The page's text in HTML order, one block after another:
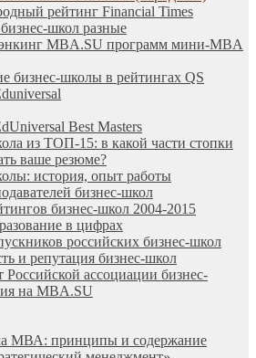
рейтинг Financial Times
школ разные
MBA.SU программ мини-MBA
бизнес-школы в рейтингах QS
Best Masters
из ТОП-15: в какой части стопки
ваше резюме?
история, опыт работы
бизнес-школ
бизнес-школ 2004-2015
в цифрах
российских бизнес-школ
и репутация бизнес-школ
Российской ассоциации бизнес-
на MBA.SU
МВА: принципы и содержание